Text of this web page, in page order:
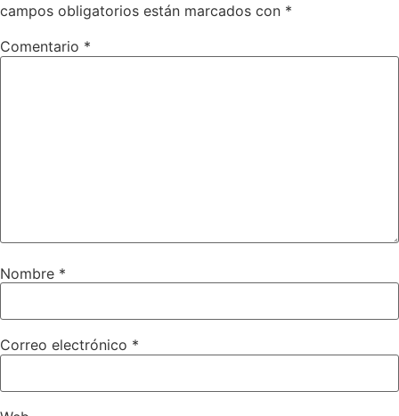
campos obligatorios están marcados con *
Comentario *
Nombre *
Correo electrónico *